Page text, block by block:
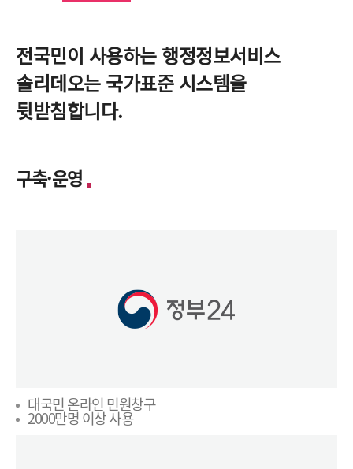
전국민이 사용하는 행정정보서비스
솔리데오는 국가표준 시스템을
뒷받침합니다.
구축·운영
대국민 온라인 민원창구
2000만명 이상 사용